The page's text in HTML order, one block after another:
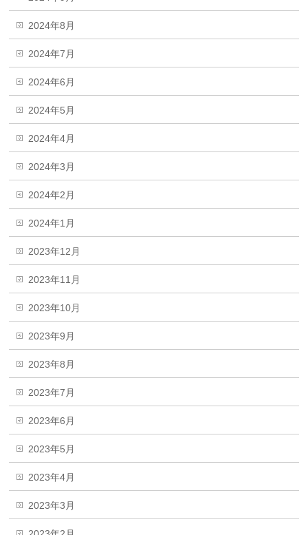
2024年8月
2024年7月
2024年6月
2024年5月
2024年4月
2024年3月
2024年2月
2024年1月
2023年12月
2023年11月
2023年10月
2023年9月
2023年8月
2023年7月
2023年6月
2023年5月
2023年4月
2023年3月